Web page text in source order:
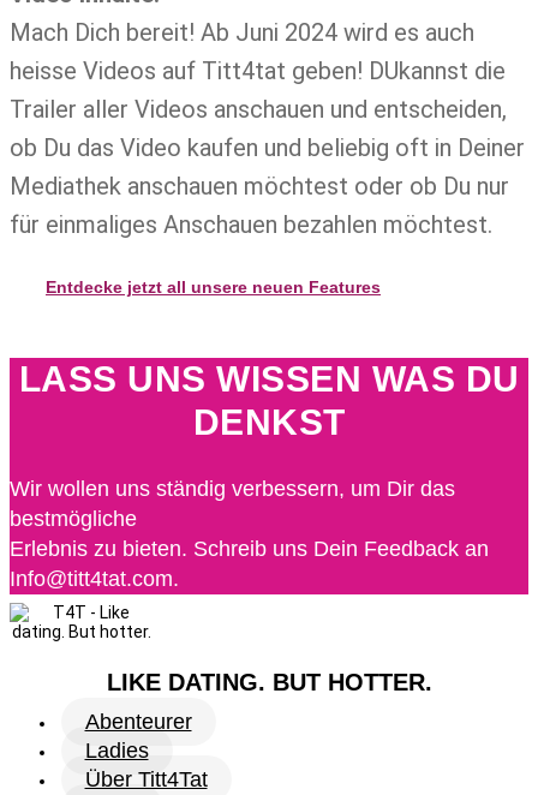
Mach Dich bereit! Ab Juni 2024 wird es auch
heisse Videos auf Titt4tat geben! DUkannst die
Trailer aller Videos anschauen und entscheiden,
ob Du das Video kaufen und beliebig oft in Deiner
Mediathek anschauen möchtest oder ob Du nur
für einmaliges Anschauen bezahlen möchtest.
Entdecke jetzt all unsere neuen Features
LASS UNS WISSEN WAS DU
DENKST
Wir wollen uns ständig verbessern, um Dir das
bestmögliche
Erlebnis zu bieten. Schreib uns Dein Feedback an
Info@titt4tat.com.
LIKE DATING. BUT HOTTER.
Abenteurer
Ladies
Über Titt4Tat